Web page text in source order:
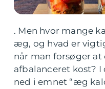
. Men hvor mange
æg, og hvad er
når man forsøger
afbalanceret kost?
ned i emnet “æg